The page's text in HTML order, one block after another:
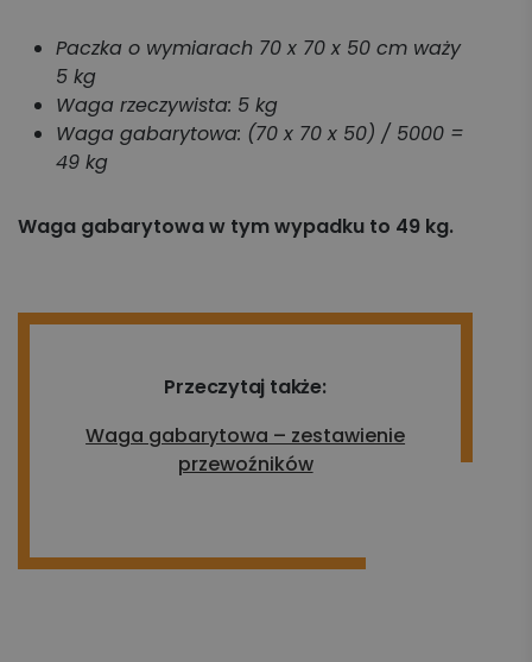
Paczka o wymiarach 70 x 70 x 50 cm waży
5 kg
Waga rzeczywista: 5 kg
Waga gabarytowa: (70 x 70 x 50) / 5000 =
49 kg
Waga gabarytowa w tym wypadku to 49 kg.
Przeczytaj także:
Waga gabarytowa – zestawienie
przewoźników